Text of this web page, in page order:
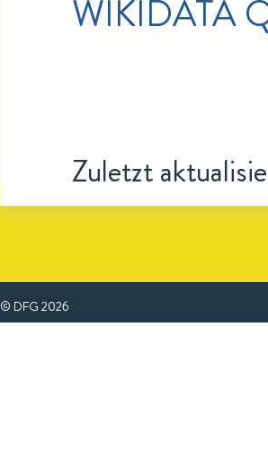
WIKIDATA
Zuletzt
© DFG 2026